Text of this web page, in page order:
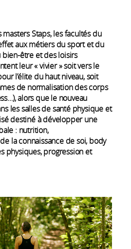
Staps, les facultés du
aux métiers du sport et du
bien-être et des loisirs
leur « vivier » soit vers le
l’élite du haut niveau, soit
de normalisation des corps
alors que le nouveau
les salles de santé physique et
destiné à développer une
: nutrition,
la connaissance de soi, body
physiques, progression et